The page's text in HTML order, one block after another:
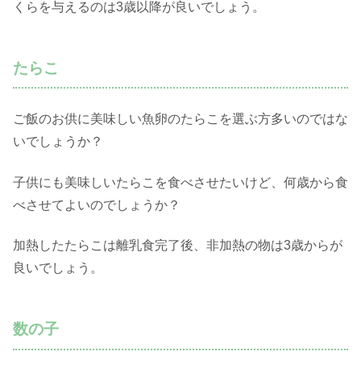
くらを与えるのは3歳以降が良いでしょう。
たらこ
ご飯のお供に美味しい魚卵のたらこを選ぶ方多いのではな
いでしょうか？
子供にも美味しいたらこを食べさせたいけど、何歳から食
べさせてよいのでしょうか？
加熱したたらこは離乳食完了後、非加熱の物は3歳からが
良いでしょう。
数の子